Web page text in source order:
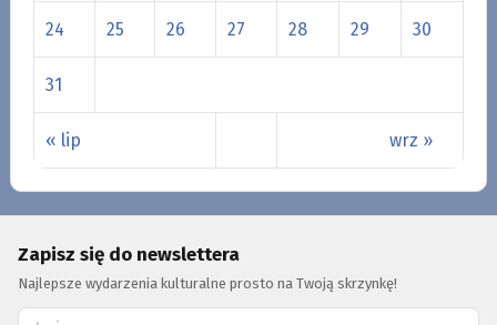
« lip wrz »
24 25 26 27 28 29 30
31
Zapisz się do newslettera
Najlepsze wydarzenia kulturalne prosto na Twoją skrzynkę!